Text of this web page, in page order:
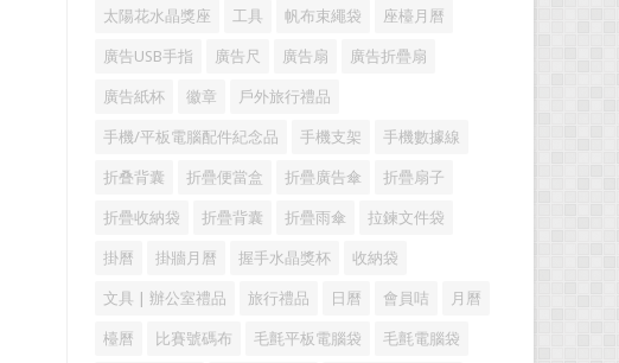
太陽花水晶獎座 工具 帆布束繩袋 座檯月曆
廣告USB手指 廣告尺 廣告扇 廣告折疊扇
廣告紙杯 徽章 戶外旅行禮品
手機/平板電腦配件紀念品 手機支架 手機數據線
折叠背囊 折疊便當盒 折疊廣告傘 折疊扇子
折疊收納袋 折疊背囊 折疊雨傘 拉鍊文件袋
掛曆 掛牆月曆 握手水晶獎杯 收納袋
文具 | 辦公室禮品 旅行禮品 日曆 會員咭 月曆
檯曆 比賽號碼布 毛氈平板電腦袋 毛氈電腦袋